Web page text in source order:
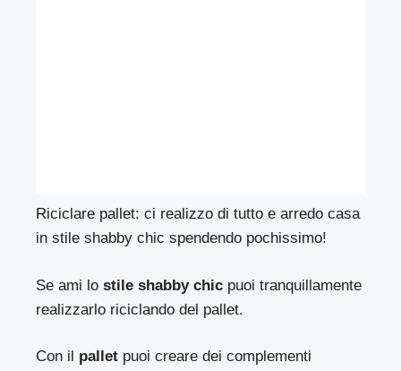
Riciclare pallet: ci realizzo di tutto e arredo casa
in stile shabby chic spendendo pochissimo!
Se ami lo stile shabby chic puoi tranquillamente
realizzarlo riciclando del pallet.
Con il pallet puoi creare dei complementi